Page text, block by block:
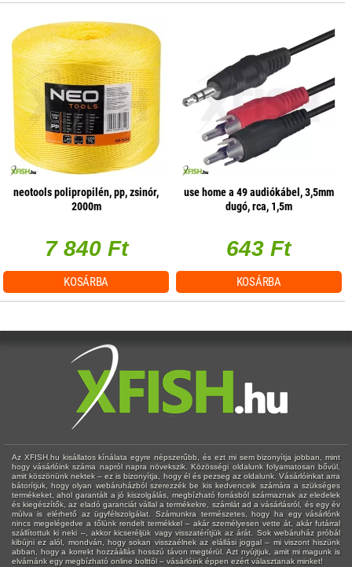
neotools polipropilén, pp, zsinór,
2000m
7 840 Ft
KOSÁRBA
use home a 49 audiókábel, 3,5mm
dugó, rca, 1,5m
643 Ft
KOSÁRBA
Az XFISH.hu kisállatos kínálata egyre népszerűbb, és ezt mi sem bizonyítja jobban, mint
hogy vásárlóink száma napról napra növekszik. Közösségi oldalunk folyamatosan bővül,
amit köszönünk nektek – ez is bizonyítja, hogy él és pezseg az oldalunk. Vásárlóinkat arra
bátorítjuk, hogy olyan webáruházból szerezzék be kis kedvenceik számára a szükséges
termékeket, ahol garantált a jó kiszolgálás, megbízható forrásból származnak az eledelek
és kiegészítők, az eladó garanciát vállal a termékekre, számlát ad a vásárlásról, és egy év
múlva is elérhető az ügyfélszolgálat. Számunkra természetes, hogy ha egy vásárlónk
nincs megelégedve a tőlünk rendelt termékkel – akár személyesen vette át, akár futárral
szállítottuk ki neki –, akkor kicseréljük vagy visszatérítjük az árát. Sok webáruház próbál
kibújni ez alól, mondván, hogy sokan visszaélnek az elállási joggal – mi viszont hiszünk
abban, hogy a korrekt hozzáállás hosszú távon megtérül. Azt nyújtjuk, amit mi magunk is
elvárnánk egy megbízható online bolttól – vásárlóink éppen ezért választanak minket!